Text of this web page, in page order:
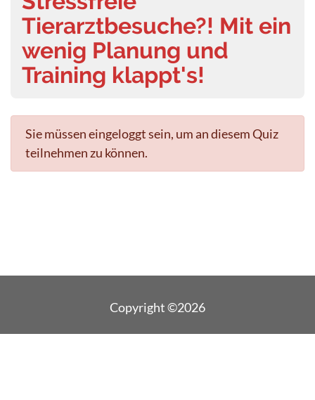
Tierarztbesuche?! Mit ein
wenig Planung und
Training klappt's!
Sie müssen eingeloggt sein, um an diesem Quiz
teilnehmen zu können.
Copyright ©2026